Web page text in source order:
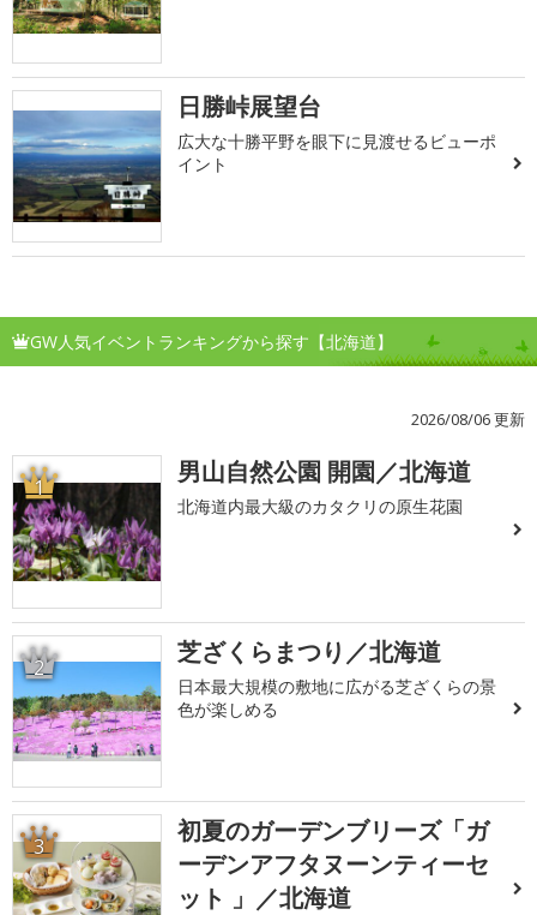
日勝峠展望台
広大な十勝平野を眼下に見渡せるビューポ
イント
GW人気イベントランキングから探す【北海道】
2026/08/06 更新
1 男山自然公園 開園／北海道
北海道内最大級のカタクリの原生花園
2 芝ざくらまつり／北海道
日本最大規模の敷地に広がる芝ざくらの景
色が楽しめる
3
初夏のガーデンブリーズ「ガ
ーデンアフタヌーンティーセ
ット 」／北海道